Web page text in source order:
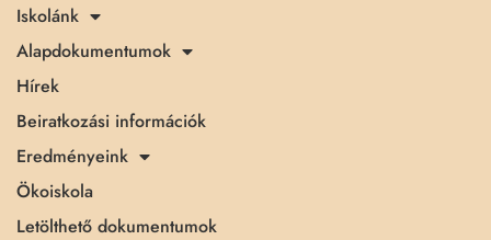
Iskolánk
Alapdokumentumok
Hírek
Beiratkozási információk
Eredményeink
Ökoiskola
Letölthető dokumentumok